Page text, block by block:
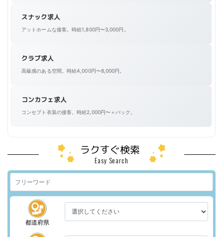
スナック求人
アットホームな接客。時給1,800円〜3,000円。
クラブ求人
高級感のある空間。時給4,000円〜8,000円。
コンカフェ求人
コンセプト衣装の接客。時給2,000円〜＋バック。
ラクすぐ検索
Easy Search
都道府県